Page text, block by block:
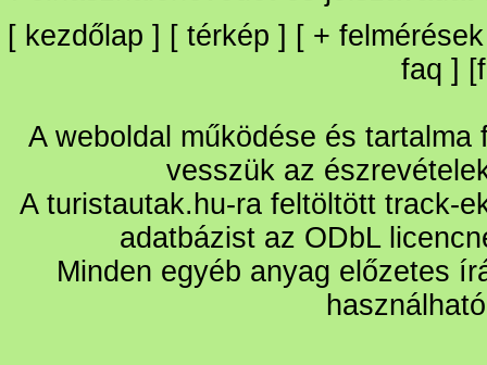
[ kezdőlap ] [ térkép ] [ + felmérések
faq ] [
A weboldal működése és
vesszük az
A turistautak.hu-ra feltöltött track-
adatbázist az ODbL
Minden egyéb anyag előzetes